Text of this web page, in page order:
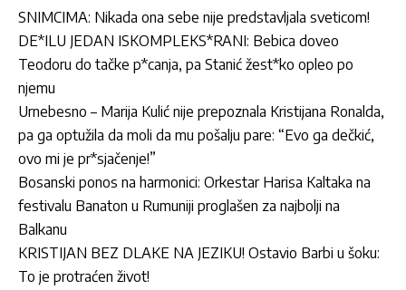
SNIMCIMA: Nikada ona sebe nije predstavljala sveticom!
DE*ILU JEDAN ISKOMPLEKS*RANI: Bebica doveo
Teodoru do tačke p*canja, pa Stanić žest*ko opleo po
njemu
Urnebesno – Marija Kulić nije prepoznala Kristijana Ronalda,
pa ga optužila da moli da mu pošalju pare: “Evo ga dečkić,
ovo mi je pr*sjačenje!”
Bosanski ponos na harmonici: Orkestar Harisa Kaltaka na
festivalu Banaton u Rumuniji proglašen za najbolji na
Balkanu
KRISTIJAN BEZ DLAKE NA JEZIKU! Ostavio Barbi u šoku:
To je protraćen život!